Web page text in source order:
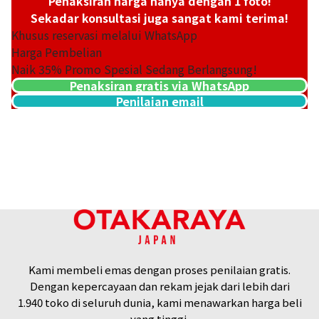
Platinum (Pt1000) Maple Leaf Coin 1/4 oz 6 pieces set
Rp 67.770.106
Sekadar konsultasi juga sangat kami terima!
Khusus reservasi melalui WhatsApp
Harga Pembelian
Naik35% Promo Spesial Sedang Berlangsung!
Penaksiran gratis via WhatsApp
Penilaian email
Kami membeli emas dengan proses penilaian gratis.
Dengan kepercayaan dan rekam jejak dari lebih dari
1.940 toko di seluruh dunia, kami menawarkan harga beli